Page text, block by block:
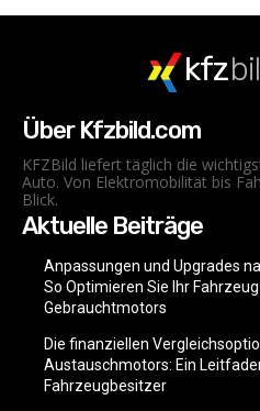
kfz
Über Kfzbild.com
KFZBild liefert täglich die
Auto. Von Elektromobilität bis
Blick.
Aktuelle Beiträge
Anpassungen und Upgrades
So Optimieren Sie Ihr
Gebrauchtmotors
Die finanziellen
Austauschmotors: Ein
Fahrzeugbesitzer